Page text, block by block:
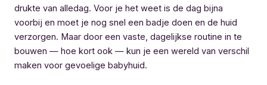
drukte van alledag. Voor je het weet is de dag bijna
voorbij en moet je nog snel een badje doen en de huid
verzorgen. Maar door een vaste, dagelijkse routine in te
bouwen — hoe kort ook — kun je een wereld van verschil
maken voor gevoelige babyhuid.